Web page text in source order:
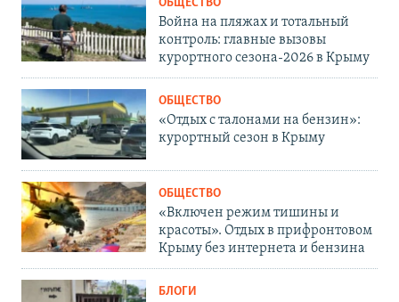
ОБЩЕСТВО
Война на пляжах и тотальный
контроль: главные вызовы
курортного сезона-2026 в Крыму
ОБЩЕСТВО
«Отдых с талонами на бензин»:
курортный сезон в Крыму
ОБЩЕСТВО
«Включен режим тишины и
красоты». Отдых в прифронтовом
Крыму без интернета и бензина
БЛОГИ